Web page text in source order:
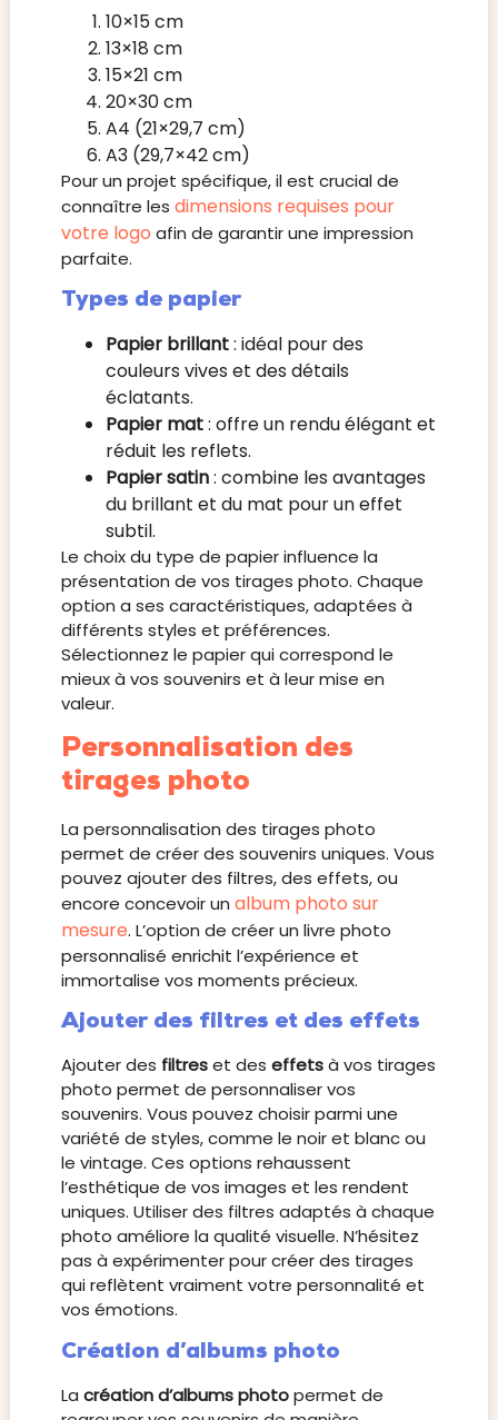
10×15 cm
13×18 cm
15×21 cm
20×30 cm
A4 (21×29,7 cm)
A3 (29,7×42 cm)
Pour un projet spécifique, il est crucial de
connaître les dimensions requises pour
votre logo afin de garantir une impression
parfaite.
Types de papier
Papier brillant: idéal pour des
couleurs vives et des détails
éclatants.
Papier mat: offre un rendu élégant et
réduit les reflets.
Papier satin: combine les avantages
du brillant et du mat pour un effet
subtil.
Le choix du type de papier influence la
présentation de vos tirages photo. Chaque
option a ses caractéristiques, adaptées à
différents styles et préférences.
Sélectionnez le papier qui correspond le
mieux à vos souvenirs et à leur mise en
valeur.
Personnalisation des
tirages photo
La personnalisation des tirages photo
permet de créer des souvenirs uniques. Vous
pouvez ajouter des filtres, des effets, ou
encore concevoir un album photo sur
mesure. L’option de créer un livre photo
personnalisé enrichit l’expérience et
immortalise vos moments précieux.
Ajouter des filtres et des effets
Ajouter des filtreset des effetsà vos tirages
photo permet de personnaliser vos
souvenirs. Vous pouvez choisir parmi une
variété de styles, comme le noir et blanc ou
le vintage. Ces options rehaussent
l’esthétique de vos images et les rendent
uniques. Utiliser des filtres adaptés à chaque
photo améliore la qualité visuelle. N’hésitez
pas à expérimenter pour créer des tirages
qui reflètent vraiment votre personnalité et
vos émotions.
Création d’albums photo
La création d’albums photopermet de